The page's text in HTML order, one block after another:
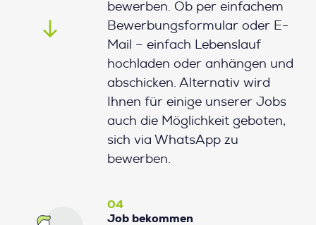
bewerben. Ob per einfachem
Bewerbungsformular oder E-
Mail – einfach Lebenslauf
hochladen oder anhängen und
abschicken. Alternativ wird
Ihnen für einige unserer Jobs
auch die Möglichkeit geboten,
sich via WhatsApp zu
bewerben.
04
Job bekommen